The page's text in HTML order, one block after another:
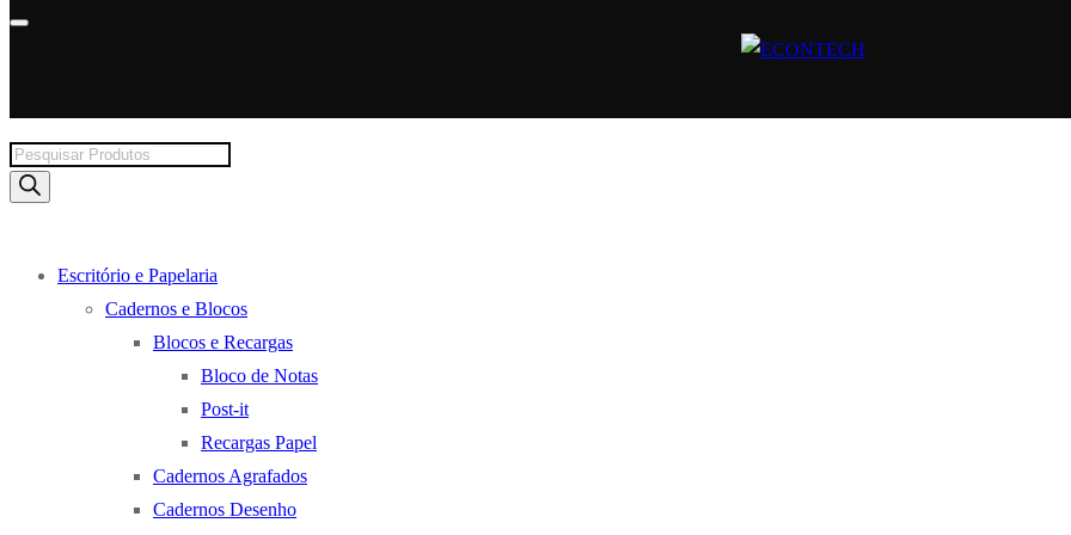
Products
search
Escritório e Papelaria
Cadernos e Blocos
Blocos e Recargas
Bloco de Notas
Post-it
Recargas Papel
Cadernos Agrafados
Cadernos Desenho